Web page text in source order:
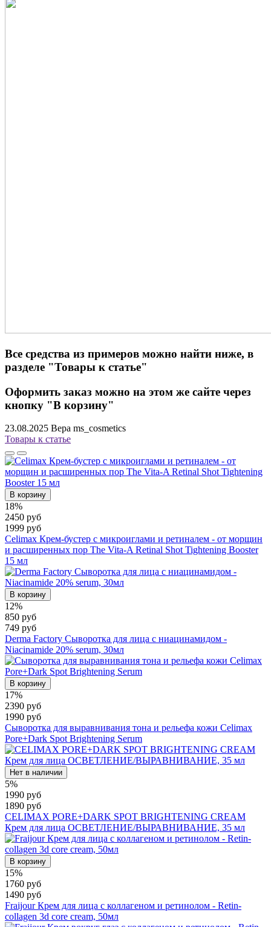
Все средства из примеров можно найти ниже, в
разделе "Товары к статье"
Оформить заказ можно на этом же сайте через
кнопку "В корзину"
23.08.2025 Вера ms_cosmetics
Товары к статье
В корзину
18%
2450 руб
1999 руб
Celimax Крем-бустер с микроиглами и ретиналем - от морщин
и расширенных пор The Vita-A Retinal Shot Tightening Booster
15 мл
В корзину
12%
850 руб
749 руб
Derma Factory Сыворотка для лица с ниацинамидом -
Niacinamide 20% serum, 30мл
В корзину
17%
2390 руб
1990 руб
Сыворотка для выравнивания тона и рельефа кожи Celimax
Pore+Dark Spot Brightening Serum
Нет в наличии
5%
1990 руб
1890 руб
CELIMAX PORE+DARK SPOT BRIGHTENING CREAM
Крем для лица ОСВЕТЛЕНИЕ/ВЫРАВНИВАНИЕ, 35 мл
В корзину
15%
1760 руб
1490 руб
Fraijour Крем для лица с коллагеном и ретинолом - Retin-
collagen 3d core cream, 50мл